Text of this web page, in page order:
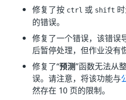
修复了按 ctrl 或 shift
的错误。
修复了一个错误，该错误
后暂停处理，但作业没有
修复了“预测”函数无法从
误。请注意，将该功能与
然存在 10 页的限制。